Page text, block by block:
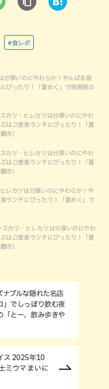
#食レポ
分厚いのにやわらか！やんばる島
ぴったり！「夏めく」で県産豚の
カツ・ヒレカツは分厚いのにやわ
はご褒美ランチにぴったり！「夏
市）
カツ・ヒレカツは分厚いのにやわ
はご褒美ランチにぴったり！「夏
市）
レカツは分厚いのにやわらか！や
ランチにぴったり！「夏めく」で
スカツ・ヒレカツは分厚いのにやわ
はご褒美ランチにぴったり！「夏
市）
ナブルな隠れた名店
」でしっぽり飲む夜
「とー、飲み歩きや
ス 2025年10
ミウマ まいに